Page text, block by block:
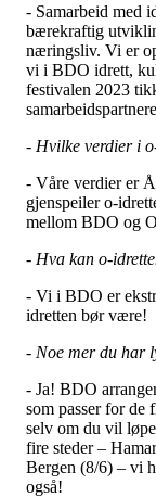
- Samarbeid med
bærekraftig
næringsliv. Vi er
vi i BDO idrett,
festivalen 2023
- Hvilke verdier i
- Våre verdier er
gjenspeiler o-
mellom BDO og
- Hva kan o-
- Vi i BDO er
idretten bør være!
- Noe mer du har
- Ja! BDO
som passer for de
selv om du vil
fire steder –
Bergen (8/6) – vi
også!